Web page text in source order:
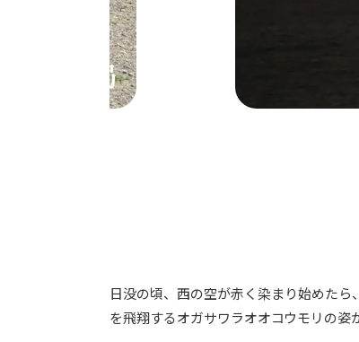
日没の頃、西の空が赤く染まり始めた
を飛翔するオガサワラオオコウモリの姿